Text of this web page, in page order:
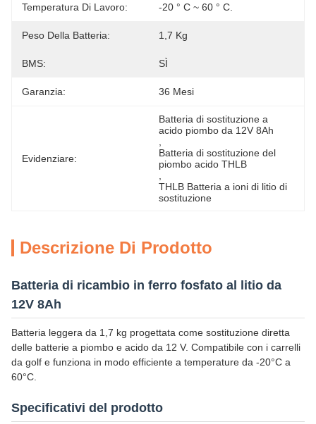
Temperatura Di Lavoro: -20 ° C ~ 60 ° C.
Peso Della Batteria: 1,7 Kg
BMS: SÌ
Garanzia: 36 Mesi
Evidenziare:
Batteria di sostituzione a
acido piombo da 12V 8Ah
Batteria di sostituzione del
piombo acido THLB
THLB Batteria a ioni di litio di
sostituzione
Descrizione Di Prodotto
Batteria di ricambio in ferro fosfato al litio da
12V 8Ah
Batteria leggera da 1,7 kg progettata come sostituzione diretta
delle batterie a piombo e acido da 12 V. Compatibile con i carrelli
da golf e funziona in modo efficiente a temperature da -20°C a
60°C.
Specificativi del prodotto